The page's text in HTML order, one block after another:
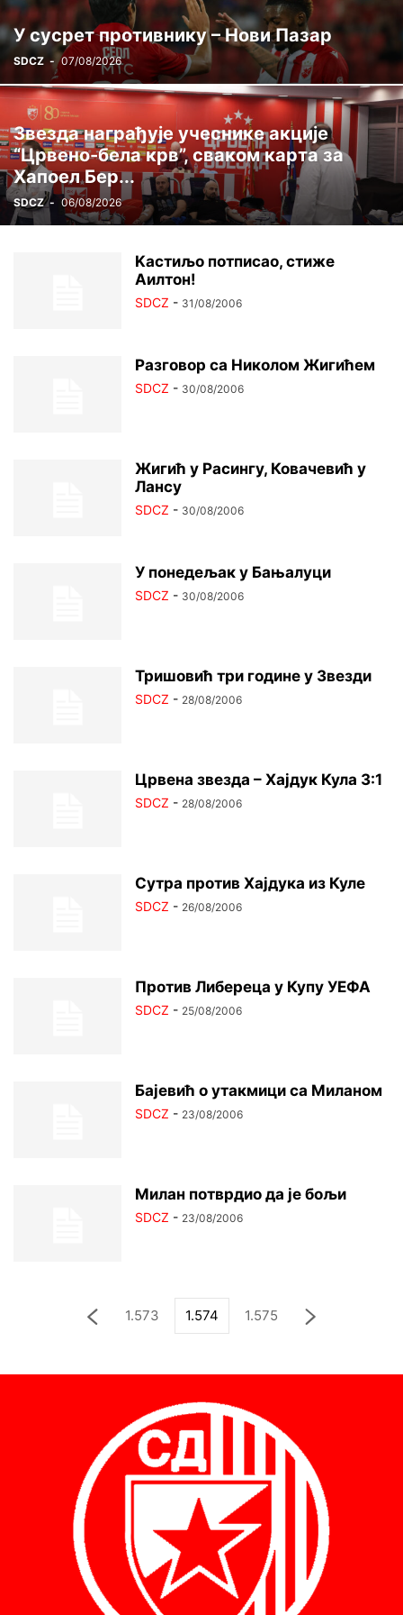
ЦРВЕНА ЗВЕЗДА ГИНИС ЏУДО ШАХ
У сусрет противнику – Нови Пазар
SDCZ - 07/08/2026
Звезда награђује учеснике акције
“Црвено-бела крв”, сваком карта за
Хапоел Бер...
SDCZ - 06/08/2026
Kастиљо потписао, стиже
Аилтон!
SDCZ - 31/08/2006
Разговор са Николом Жигићем
SDCZ - 30/08/2006
Жигић у Расингу, Ковачевић у
Лансу
SDCZ - 30/08/2006
У понедељак у Бањалуци
SDCZ - 30/08/2006
Тришовић три године у Звезди
SDCZ - 28/08/2006
Црвена звезда – Хајдук Кула 3:1
SDCZ - 28/08/2006
Сутра против Хајдука из Куле
SDCZ - 26/08/2006
Против Либереца у Купу УЕФА
SDCZ - 25/08/2006
Бајевић о утакмици са Миланом
SDCZ - 23/08/2006
Милан потврдио да је бољи
SDCZ - 23/08/2006
1.573 1.574 1.575